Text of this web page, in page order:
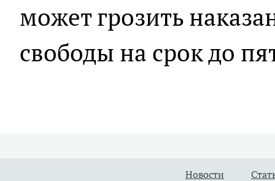
может грозить
свободы на срок до
Новости